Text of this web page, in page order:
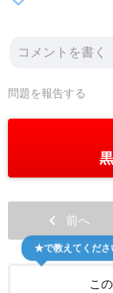
問題を報告する
chevron_left 前へ
こ
★で教えてくださ